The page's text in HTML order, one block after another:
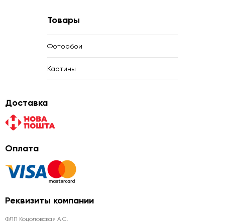
Товары
Фотообои
Картины
Доставка
Оплата
Реквизиты компании
ФЛП Коцоловская А.С.